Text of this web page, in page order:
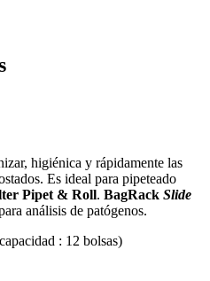
higiénica y rápidamente las
Es ideal para pipeteado
Pipet & Roll. BagRack Slide
análisis de patógenos.
: 12 bolsas)